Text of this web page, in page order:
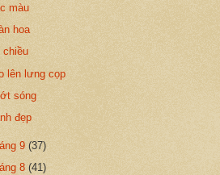
màu
hoa
chiều
lên lưng cọp
sóng
đẹp
9(37)
8(41)